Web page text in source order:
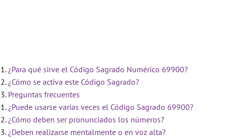
¿Para qué sirve el Código Sagrado Numérico 69900?
¿Cómo se activa este Código Sagrado?
Preguntas frecuentes
¿Puede usarse varias veces el Código Sagrado 69900?
¿Cómo deben ser pronunciados los números?
¿Deben realizarse mentalmente o en voz alta?